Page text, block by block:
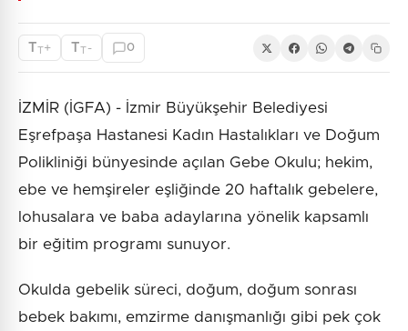
TT+ TT - 0
İZMİR (İGFA) - İzmir Büyükşehir Belediyesi
Eşrefpaşa Hastanesi Kadın Hastalıkları ve Doğum
Polikliniği bünyesinde açılan Gebe Okulu; hekim,
ebe ve hemşireler eşliğinde 20 haftalık gebelere,
lohusalara ve baba adaylarına yönelik kapsamlı
bir eğitim programı sunuyor.
Okulda gebelik süreci, doğum, doğum sonrası
bebek bakımı, emzirme danışmanlığı gibi pek çok